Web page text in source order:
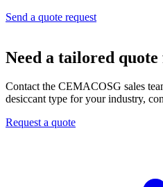
Send a quote request
Need a tailored
Contact the CEMACOSG sales
desiccant type for your industry,
Request a quote